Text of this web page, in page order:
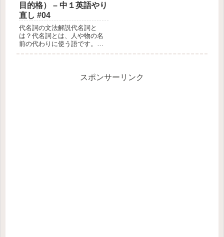
目的格） – 中１英語やり
直し #04
代名詞の文法解説代名詞と
は？代名詞とは、人や物の名
前の代わりに使う語です。英
として使うI, he所有格名詞のスポンサーリンク